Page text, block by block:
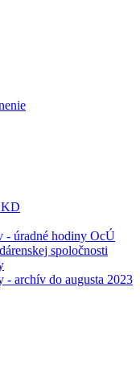
KD
- úradné hodiny OcÚ
spoločnosti
archív do augusta 2023